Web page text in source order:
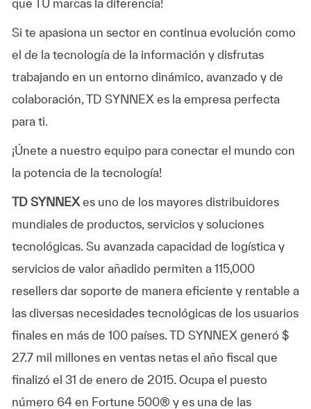
que TÚ marcas la diferencia!
Si te apasiona un sector en continua evolución como
el de la tecnología de la información y disfrutas
trabajando en un entorno dinámico, avanzado y de
colaboración, TD SYNNEX es la empresa perfecta
para ti.
¡Únete a nuestro equipo para conectar el mundo con
la potencia de la tecnología!
TD SYNNEXes uno de los mayores distribuidores
mundiales de productos, servicios y soluciones
tecnológicas. Su avanzada capacidad de logística y
servicios de valor añadido permiten a 115,000
resellers dar soporte de manera eficiente y rentable a
las diversas necesidades tecnológicas de los usuarios
finales en más de 100 países. TD SYNNEX generó $
27.7 mil millones en ventas netas el año fiscal que
finalizó el 31 de enero de 2015. Ocupa el puesto
número 64 en Fortune 500® y es una de las